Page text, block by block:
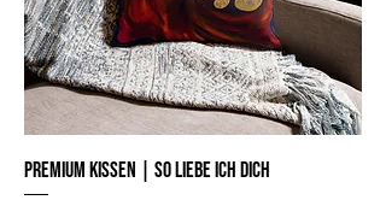
Premium Kissen | So liebe ich Dich